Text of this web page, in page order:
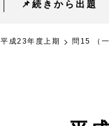
📌続きから出題
平成23年度上期 問15 （